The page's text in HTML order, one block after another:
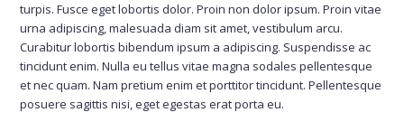
turpis. Fusce eget lobortis dolor. Proin non dolor ipsum. Proin vitae
urna adipiscing, malesuada diam sit amet, vestibulum arcu.
Curabitur lobortis bibendum ipsum a adipiscing. Suspendisse ac
tincidunt enim. Nulla eu tellus vitae magna sodales pellentesque
et nec quam. Nam pretium enim et porttitor tincidunt. Pellentesque
posuere sagittis nisi, eget egestas erat porta eu.